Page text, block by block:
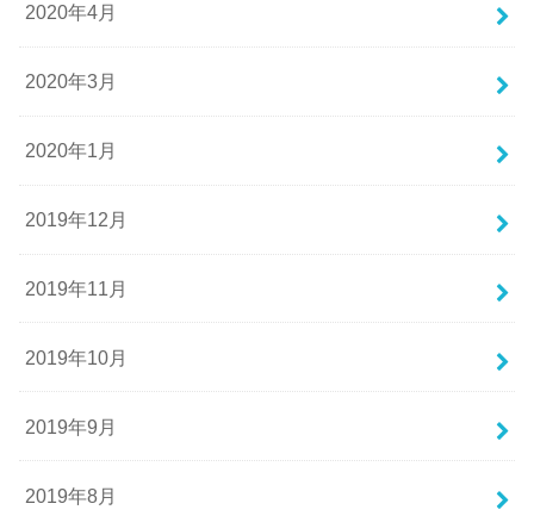
2020年4月
2020年3月
2020年1月
2019年12月
2019年11月
2019年10月
2019年9月
2019年8月